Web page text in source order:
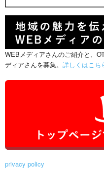
WEBメディアさんのご紹介と、
ディアさんを募集。 詳しくはこち
privacy policy